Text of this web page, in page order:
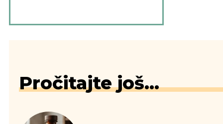
Pročitajte još...